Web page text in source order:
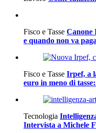
Fisco e Tasse Canone
e quando non va
Fisco e Tasse Irpef, a
euro in meno di
Tecnologia
Intervista a Michele